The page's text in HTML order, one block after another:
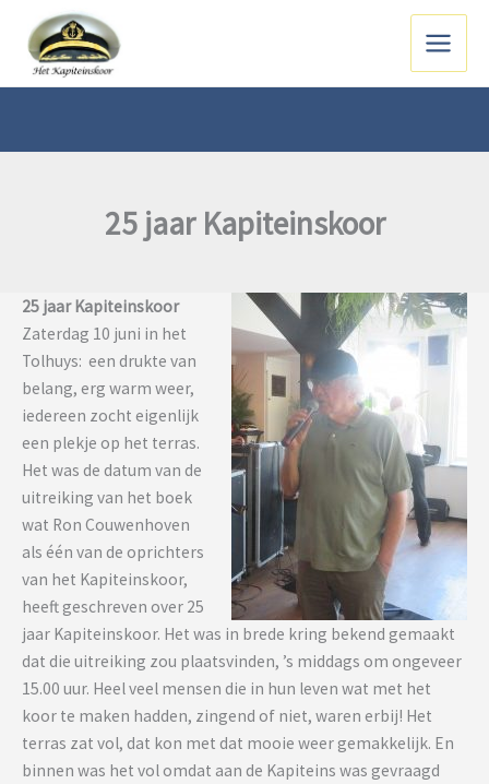
naar
inhoud
Main
25 jaar Kapiteinskoor
25 jaar Kapiteinskoor
Zaterdag 10 juni in het
Tolhuys: een drukte van
belang, erg warm weer,
iedereen zocht eigenlijk
een plekje op het terras.
Het was de datum van de
uitreiking van het boek
wat Ron Couwenhoven
als één van de oprichters
van het Kapiteinskoor,
heeft geschreven over 25
jaar Kapiteinskoor. Het was in brede kring bekend gemaakt
dat die uitreiking zou plaatsvinden, ’s middags om ongeveer
15.00 uur. Heel veel mensen die in hun leven wat met het
koor te maken hadden, zingend of niet, waren erbij! Het
terras zat vol, dat kon met dat mooie weer gemakkelijk. En
binnen was het vol omdat aan de Kapiteins was gevraagd